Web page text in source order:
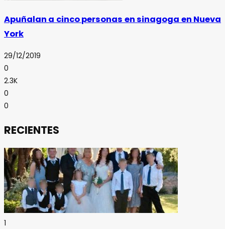
Apuñalan a cinco personas en sinagoga en Nueva
York
29/12/2019
0
2.3K
0
0
RECIENTES
1